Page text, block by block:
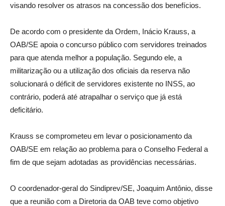
visando resolver os atrasos na concessão dos benefícios.
De acordo com o presidente da Ordem, Inácio Krauss, a
OAB/SE apoia o concurso público com servidores treinados
para que atenda melhor a população. Segundo ele, a
militarização ou a utilização dos oficiais da reserva não
solucionará o déficit de servidores existente no INSS, ao
contrário, poderá até atrapalhar o serviço que já está
deficitário.
Krauss se comprometeu em levar o posicionamento da
OAB/SE em relação ao problema para o Conselho Federal a
fim de que sejam adotadas as providências necessárias.
O coordenador-geral do Sindiprev/SE, Joaquim Antônio, disse
que a reunião com a Diretoria da OAB teve como objetivo